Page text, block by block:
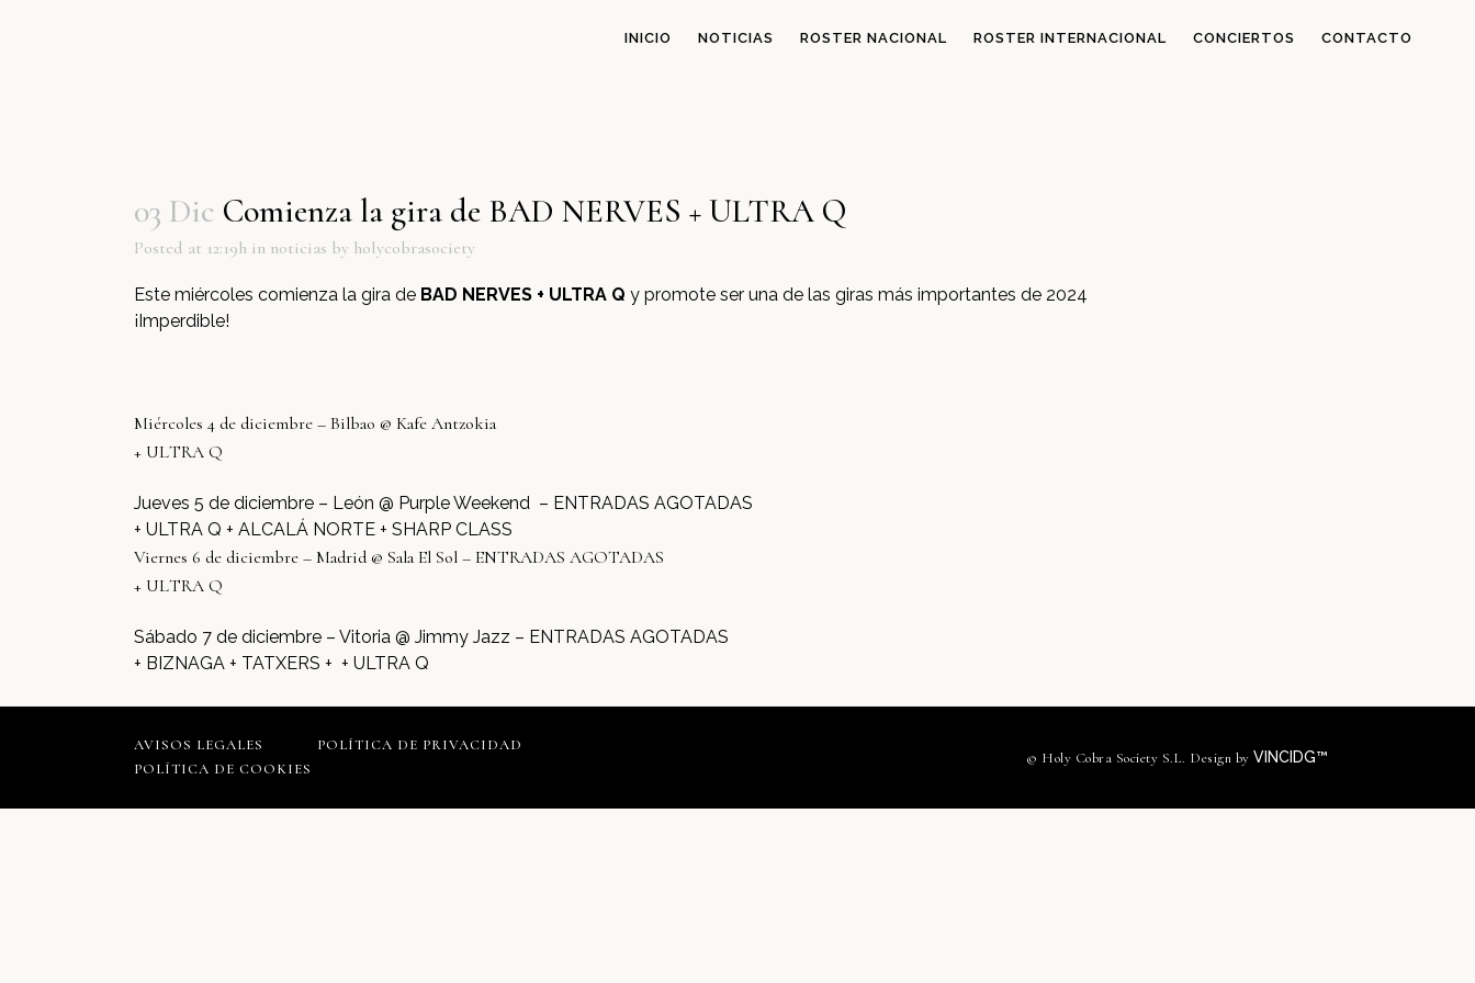
INICIO NOTICIAS ROSTER NACIONAL ROSTER INTERNACIONAL CONCIERTOS CONTACTO
03 Dic Comienza la gira de BAD NERVES + ULTRA Q
Posted at 12:19h in noticias by holycobrasociety
Este miércoles comienza la gira de BAD NERVES + ULTRA Q y promote ser una de las giras más importantes de 2024
¡Imperdible!
Miércoles 4 de diciembre – Bilbao @ Kafe Antzokia
+ ULTRA Q
Jueves 5 de diciembre – León @ Purple Weekend – ENTRADAS AGOTADAS
+ ULTRA Q + ALCALÁ NORTE + SHARP CLASS
Viernes 6 de diciembre – Madrid @ Sala El Sol – ENTRADAS AGOTADAS
+ ULTRA Q
Sábado 7 de diciembre – Vitoria @ Jimmy Jazz – ENTRADAS AGOTADAS
+ BIZNAGA + TATXERS + + ULTRA Q
AVISOS LEGALES
POLÍTICA DE PRIVACIDAD
POLÍTICA DE COOKIES
© Holy Cobra Society S.L. Design by VINCIDG™